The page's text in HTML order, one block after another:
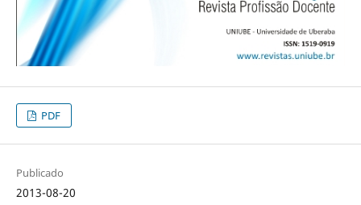
PDF
Publicado
2013-08-20